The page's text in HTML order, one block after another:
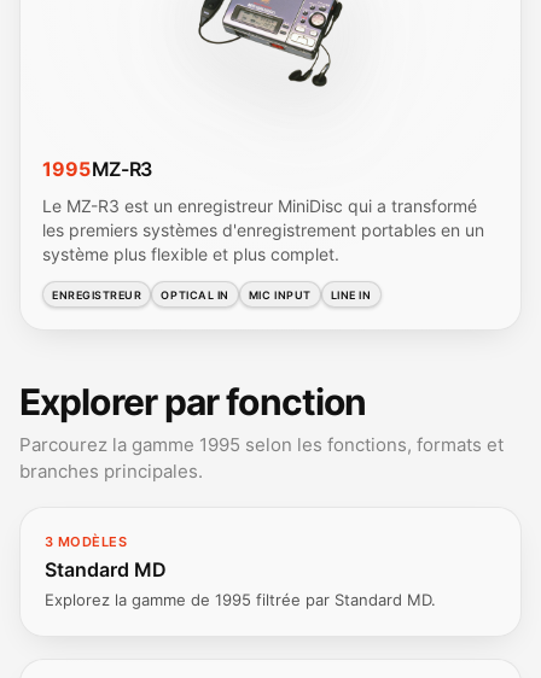
1995MZ-R3
Le MZ-R3 est un enregistreur MiniDisc qui a transformé
les premiers systèmes d'enregistrement portables en un
système plus flexible et plus complet.
ENREGISTREUR OPTICAL IN MIC INPUT LINE IN
Explorer par fonction
Parcourez la gamme 1995 selon les fonctions, formats et
branches principales.
3 MODÈLES
Standard MD
Explorez la gamme de 1995 filtrée par Standard MD.